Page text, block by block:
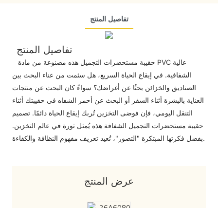
تفاصيل المنتج
تفاصيل المنتج
حقيبة مستحضرات التجميل هذه مصنوعة من مادة PVC عالية
الشفافية. في إيقاع الحياة السريع، هل سئمت من عناء البحث بين
الصناديق والخزائن بحثًا عن أغراضك؟ سواءً كان البحث عن منتجات
العناية بالبشرة أثناء السفر أو البحث عن أحمر الشفاه في حقيبتك أثناء
التنقل اليومي، فإن فوضى التخزين تُربك إيقاع الحياة دائمًا. تصميم
حقيبة مستحضرات التجميل الشفافة هذه يُمثل ثورة في عالم التخزين.
بفضل فكرتها المبتكرة "التصور"، تُعيد تعريف مفهوم النظافة والكفاءة.
عرض المنتج